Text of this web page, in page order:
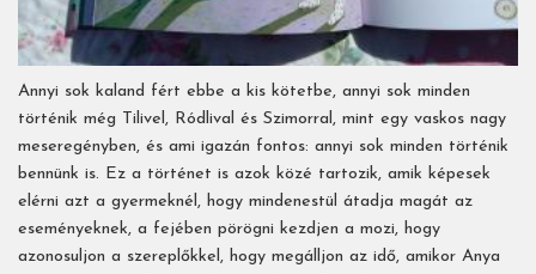
Annyi sok kaland fért ebbe a kis kötetbe, annyi sok minden
történik még Tilivel, Ródlival és Szimorral, mint egy vaskos nagy
meseregényben, és ami igazán fontos: annyi sok minden történik
bennünk is. Ez a történet is azok közé tartozik, amik képesek
elérni azt a gyermeknél, hogy mindenestül átadja magát az
eseményeknek, a fejében pörögni kezdjen a mozi, hogy
azonosuljon a szereplőkkel, hogy megálljon az idő, amikor Anya